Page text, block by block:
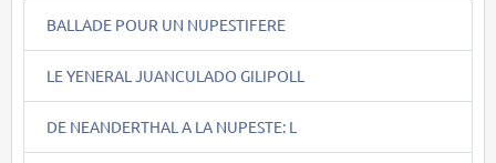
BALLADE POUR UN NUPESTIFERE
LE YENERAL JUANCULADO GILIPOLL
DE NEANDERTHAL A LA NUPESTE: L